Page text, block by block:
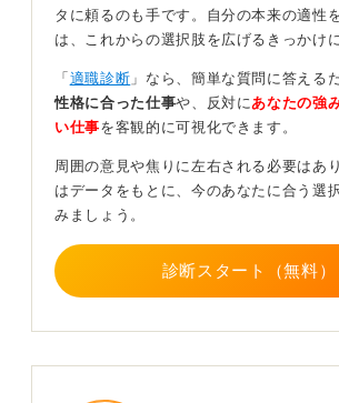
単発的な成果だけでなく、ちゃんと積み
うえで成果を出している、と語れること
3つの軸で「希少性」と「数字」を揃え
たとえば、3つのポイントがあります。
1つ目は、週一で業界ニュースを要約し、
ュニティで小規模プロジェクトを主導し
得ること。そして3つ目は、TOEICや統計
点で継続をおこない、この3つを1年以上
タに頼るのも手です。自分の本来の適性
は、これからの選択肢を広げるきっかけ
「 適職診断 」なら、簡単な質問に答える
性格に合った仕事や、反対に あなたの強
い仕事を客観的に可視化できます。
周囲の意見や焦りに左右される必要はあ
はデータをもとに、今のあなたに合う選
みましょう。
診断スタート（無料）